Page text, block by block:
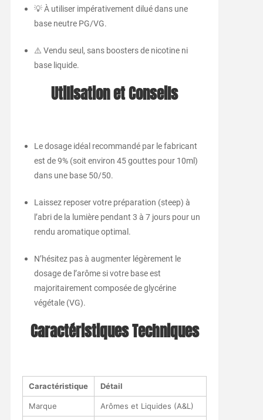
💡 À utiliser impérativement dilué dans une
base neutre PG/VG.
⚠️ Vendu seul, sans boosters de nicotine ni
base liquide.
Utilisation et Conseils
Le dosage idéal recommandé par le fabricant
est de 9% (soit environ 45 gouttes pour 10ml)
dans une base 50/50.
Laissez reposer votre préparation (steep) à
l’abri de la lumière pendant 3 à 7 jours pour un
rendu aromatique optimal.
N’hésitez pas à augmenter légèrement le
dosage de l’arôme si votre base est
majoritairement composée de glycérine
végétale (VG).
Caractéristiques Techniques
Caractéristique Détail
Marque Arômes et Liquides (A&L)